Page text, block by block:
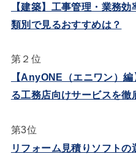
【建築】工事管理・業務
類別で見るおすすめは？
第２位
【AnyONE（エニワン）
る工務店向けサービスを徹
第3位
リフォーム見積りソフト